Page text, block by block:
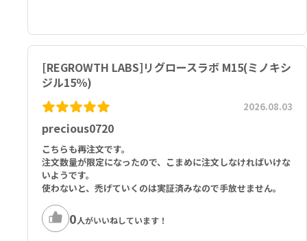
[REGROWTH LABS]リグロースラボ M15(ミノキシ
ジル15％)
precious0720
2026.08.03
こちらも再注文です。
注文数量が限定になったので、こまめに注文しなければいけな
いようです。
使わないと、禿げていくのは実証済みなので手放せません。
0人がいいねしています！